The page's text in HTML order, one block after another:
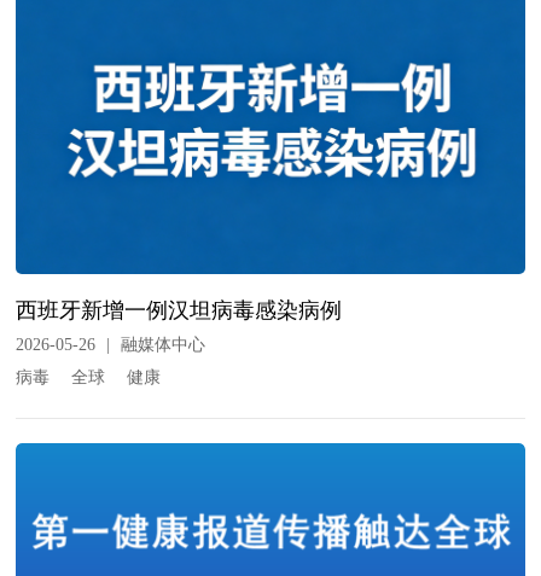
西班牙新增一例汉坦病毒感染病例
2026-05-26
融媒体中心
病毒
全球 健康